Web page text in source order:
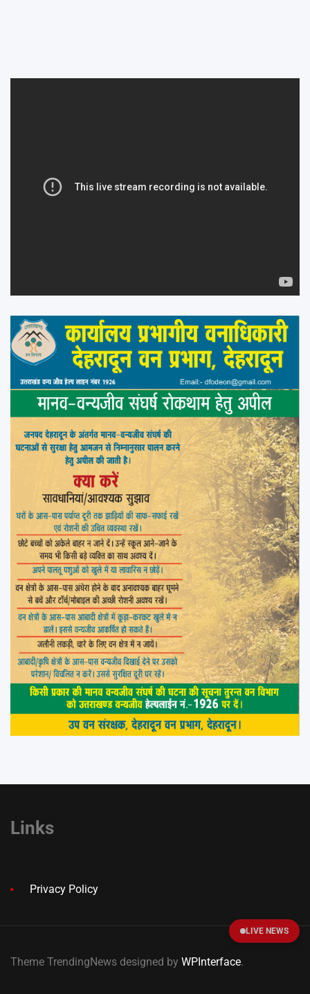
Links
Privacy Policy
Theme TrendingNews designed by WPInterface.
LIVE NEWS